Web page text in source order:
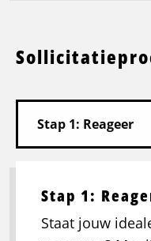
Stap 1:
Staat jouw